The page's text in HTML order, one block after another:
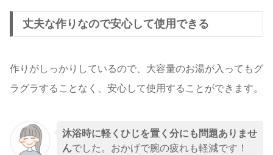
丈夫な作りなので安心して使用できる
作りがしっかりしているので、大容量のお湯が入ってもグ
ラグラすることなく、安心して使用することができます。
沐浴時に軽くひじを置く分にも問題ありませ
んでした。おかげで腕の疲れも軽減です！